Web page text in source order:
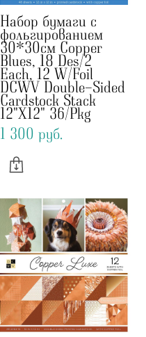
Набор бумаги с
фольгированием
30*30см Copper
Blues, 18 Des/2
Each, 12 W/Foil
DCWV Double-Sided
Cardstock Stack
12"X12" 36/Pkg
1 300 pуб.